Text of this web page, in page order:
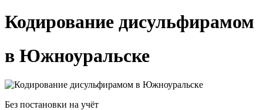
Кодирование дисульфирамом
в Южноуральске
Без постановки на учёт